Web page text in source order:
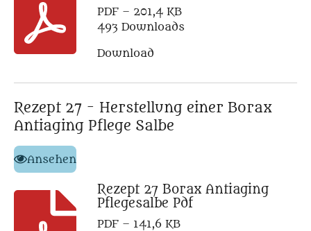
PDF – 201,4 KB
493 Downloads
Download
Rezept 27 - Herstellung einer Borax
Antiaging Pflege Salbe
Ansehen
Rezept 27 Borax Antiaging
Pflegesalbe Pdf
PDF – 141,6 KB